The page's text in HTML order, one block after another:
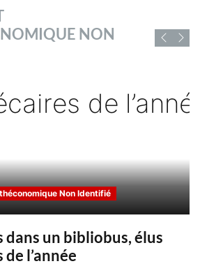
NON
Non Identifié
dans un bibliobus, élus
l’année